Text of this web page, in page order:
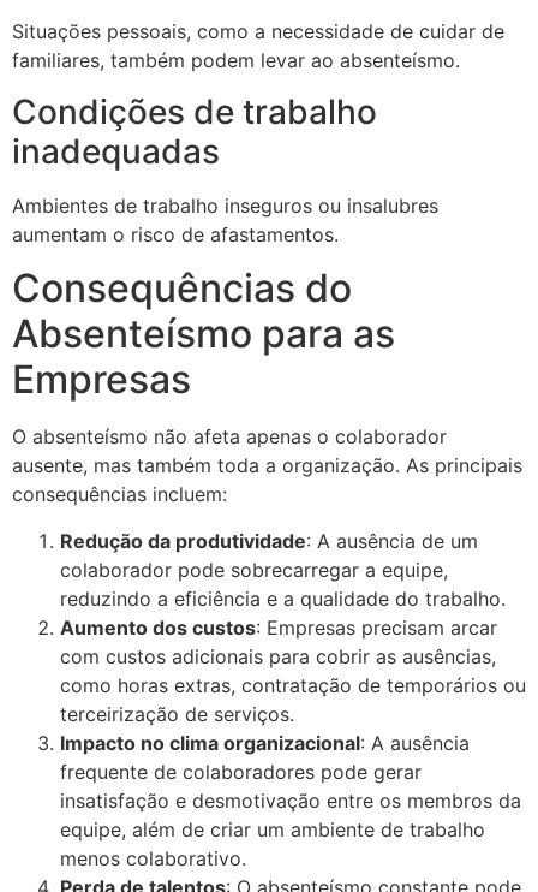
Situações pessoais, como a necessidade de cuidar de
familiares, também podem levar ao absenteísmo.
Condições de trabalho
inadequadas
Ambientes de trabalho inseguros ou insalubres
aumentam o risco de afastamentos.
Consequências do
Absenteísmo para as
Empresas
O absenteísmo não afeta apenas o colaborador
ausente, mas também toda a organização. As principais
consequências incluem:
Redução da produtividade: A ausência de um
colaborador pode sobrecarregar a equipe,
reduzindo a eficiência e a qualidade do trabalho.
Aumento dos custos: Empresas precisam arcar
com custos adicionais para cobrir as ausências,
como horas extras, contratação de temporários ou
terceirização de serviços.
Impacto no clima organizacional: A ausência
frequente de colaboradores pode gerar
insatisfação e desmotivação entre os membros da
equipe, além de criar um ambiente de trabalho
menos colaborativo.
Perda de talentos: O absenteísmo constante pode